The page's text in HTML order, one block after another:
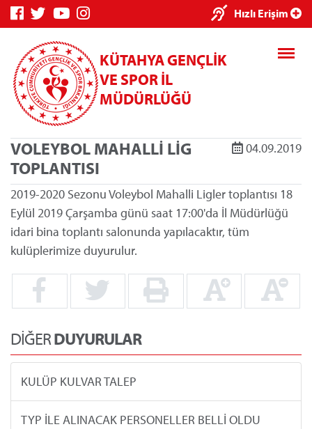
Hızlı Erişim
KÜTAHYA GENÇLİK
VE SPOR İL
MÜDÜRLÜĞÜ
VOLEYBOL MAHALLİ LİG
TOPLANTISI
04.09.2019
2019-2020 Sezonu Voleybol Mahalli Ligler toplantısı 18
Eylül 2019 Çarşamba günü saat 17:00'da İl Müdürlüğü
idari bina toplantı salonunda yapılacaktır, tüm
kulüplerimize duyurulur.
DİĞERDUYURULAR
KULÜP KULVAR TALEP
TYP İLE ALINACAK PERSONELLER BELLİ OLDU
×
Genç Bilgi
Sistemi
Spor Bilgi
Kredi/Yurt
Kredi/Yurt E-
Ödeme